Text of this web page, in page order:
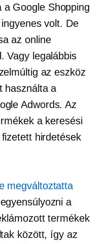
a Google Shopping
volt. De
az online
Vagy legalábbis
az eszköz
használta a
Adwords. Az
a keresési
hirdetések
megváltoztatta
a
termékek
között, így az